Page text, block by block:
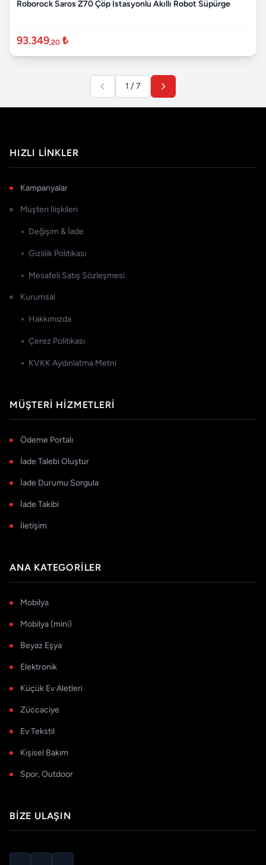
Roborock Saros Z70 Çöp İstasyonlu Akıllı Robot Süpürge
93.349,20 ₺
1 / 7
HIZLI LINKLER
Kampanyalar
Müşteri İlişkileri
Değişim & İade
Gizlilik Politikası
Mesafeli Satış Sözleşmesi
Kurumsal
Hakkımızda
Çerez Politikası
KVKK Aydınlatma Metni
MÜŞTERI HIZMETLERI
Ödeme Portalı
İade Talebi Oluştur
İade Durumu Sorgula
İade Takibi
İletişim
ANA KATEGORILER
Mobilya
Mobilya (mini)
Beyaz Eşya
Elektronik
Küçük Ev Aletleri
Züccaciye
Ev Tekstil
Kişisel Bakım
Spor, Outdoor
BIZE ULAŞIN